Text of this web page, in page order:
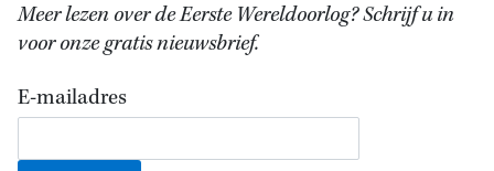
Meer lezen over de Eerste Wereldoorlog? Schrijf u in
voor onze gratis nieuwsbrief.
E-mailadres